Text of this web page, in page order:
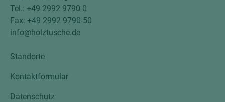
Tel.: +49 2992 9790-0
Fax: +49 2992 9790-50
info@holztusche.de
Standorte
Kontaktformular
Datenschutz